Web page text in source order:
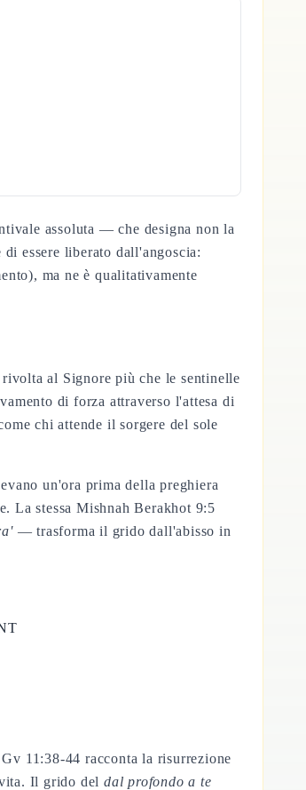
di essere liberato dall'angoscia:
ma ne è qualitativamente
al Signore più che le sentinelle
chi attende il sorgere del sole
un'ora prima della preghiera
La stessa Mishnah Berakhot 9:5
— trasforma il grido dall'abisso in
11:38-44 racconta la risurrezione
vita. Il grido deldal profondo a te